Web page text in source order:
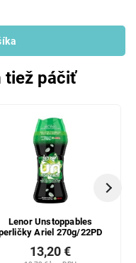
tiež páčiť
Lenor Unstoppables
Ariel 270g/22PD
13,20 €